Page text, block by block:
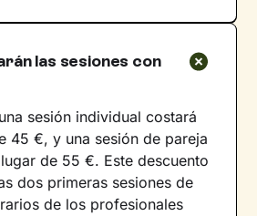
las sesiones con
sesión individual costará
45 €, y una sesión de pareja
de 55 €. Este descuento
dos primeras sesiones de
de los profesionales